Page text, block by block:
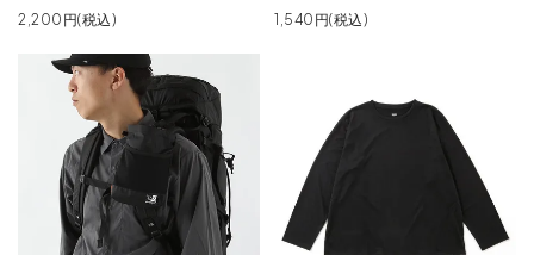
2,200円(税込) 1,540円(税込)